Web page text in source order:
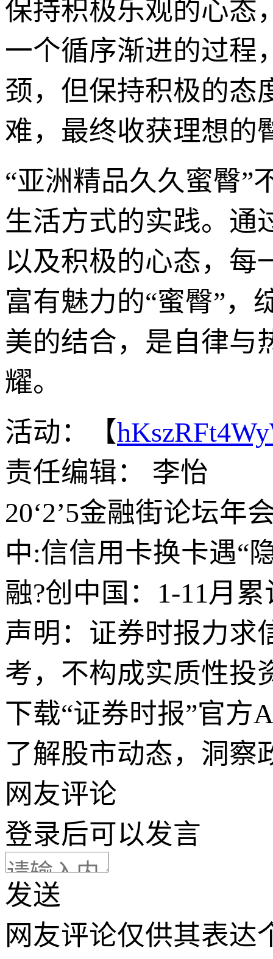
保持积极乐观的心态
一个循序渐进的过程
颈，但保持积极的态
难，最终收获理想的
“亚洲精品久久蜜臀”
生活方式的实践。通
以及积极的心态，每
富有魅力的“蜜臀”，
美的结合，是自律与
耀。
活动：【
责任编辑： 李怡
20‘2’5金融街论坛年
中:信信用卡换卡遇“
融?创中国：1-11月
声明：证券时报力求
考，不构成实质性投
下载“证券时报”官方
了解股市动态，洞察
网友评论
登录后可以发言
发送
网友评论仅供其表达